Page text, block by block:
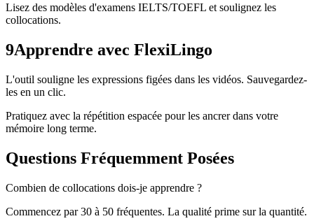
Lisez des modèles d'examens IELTS/TOEFL et soulignez les
collocations.
9Apprendre avec FlexiLingo
L'outil souligne les expressions figées dans les vidéos. Sauvegardez-
les en un clic.
Pratiquez avec la répétition espacée pour les ancrer dans votre
mémoire long terme.
Questions Fréquemment Posées
Combien de collocations dois-je apprendre ?
Commencez par 30 à 50 fréquentes. La qualité prime sur la quantité.